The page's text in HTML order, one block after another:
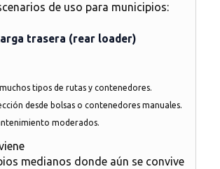
de uso para municipios:
trasera (rear loader)
tipos de rutas y contenedores.
desde bolsas o contenedores manuales.
moderados.
medianos donde aún se convive